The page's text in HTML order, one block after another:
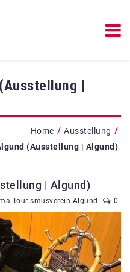
|
Home / Ausstellung /
(Ausstellung | Algund)
| Algund)
Tourismusverein Algund 0